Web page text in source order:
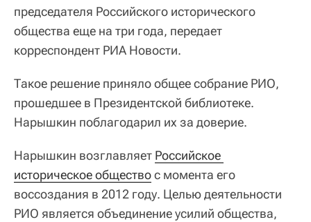
председателя Российского исторического
общества еще на три года, передает
корреспондент РИА Новости.
Такое решение приняло общее собрание РИО,
прошедшее в Президентской библиотеке.
Нарышкин поблагодарил их за доверие.
Нарышкин возглавляет Российское
историческое обществос момента его
воссоздания в 2012 году. Целью деятельности
РИО является объединение усилий общества,